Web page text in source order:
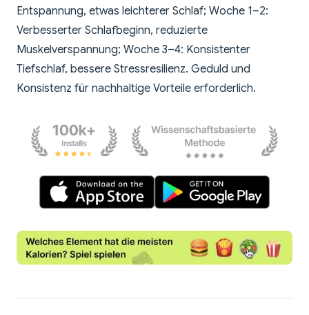
Entspannung, etwas leichterer Schlaf; Woche 1–2:
Verbesserter Schlafbeginn, reduzierte
Muskelverspannung; Woche 3–4: Konsistenter
Tiefschlaf, bessere Stressresilienz. Geduld und
Konsistenz für nachhaltige Vorteile erforderlich.